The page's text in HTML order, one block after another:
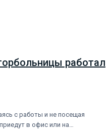
работал
с работы и не посещая
в офис или на…